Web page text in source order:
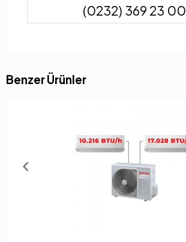
(0232) 369 23 00
Benzer Ürünler